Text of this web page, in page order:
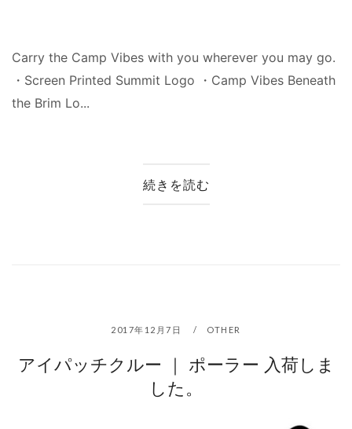
Carry the Camp Vibes with you wherever you may go.
・Screen Printed Summit Logo ・Camp Vibes Beneath
the Brim Lo...
続きを読む
2017年12月7日 OTHER
アイパッチクルー ｜ ポーラー 入荷しま
した。